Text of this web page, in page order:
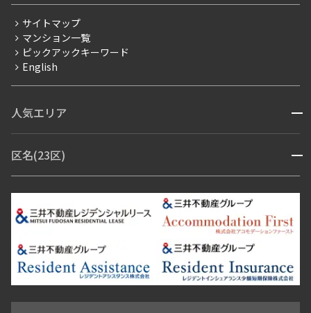
賃料改定
フリーレント
ペット可
ブランドマンション
サイトマップ
マンション一覧
ピックアックキーワード
English
人気エリア 開閉
青山・表参道・原宿
市ヶ谷・神楽坂・飯田橋
三田・芝・浜松町
芝浦・汐留・品川
月島・勝どき・豊洲
本郷・春日・小石川
目白・高田馬場・早稲田
池尻大橋・三軒茶屋
祐天寺・学芸大学・自由が丘
駒沢・用賀・二子玉川
成城・砧
池袋・板橋・王子
区名(23区) 開閉
江東区 台東区 墨田区
中野区
豊島区
杉並区 板橋区 練馬区 荒川区
足立区
葛飾区
江戸川区